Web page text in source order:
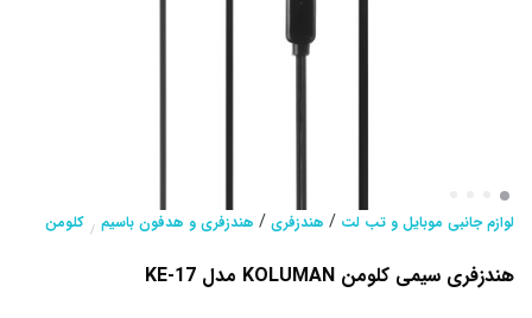
لوازم جانبی موبایل و تب لت / هندزفری / هندزفری و هدفون باسیم / کلومن
هندزفری سیمی کلومن KOLUMAN مدل KE-17